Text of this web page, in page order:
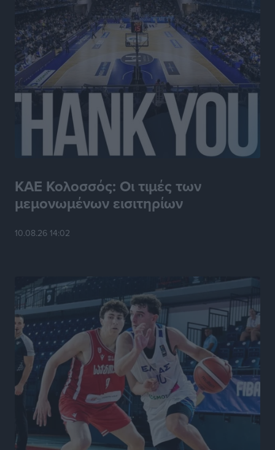
Έφυγε από τη ζωή ο επί σειρά ετών εφημέριος στον
ιερό Ναό του Αγίου Νικολάου Παστίδας Μιχαήλ
Καψάλης
Τοπικές Ειδήσεις πριν 23 ώρες
ΚΑΕ Κολοσσός: Οι τιμές των
μεμονωμένων εισιτηρίων
10.08.26 14:02